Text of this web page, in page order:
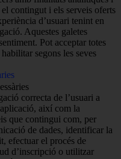
contingut i els serveis oferts
d’usuari tenint en
Aquestes galetes
Pot acceptar totes
segons les seves
correcta de l’usuari a
així com la
que contingui com, per
de dades, identificar la
efectuar el procés de
d’inscripció o utilitzar